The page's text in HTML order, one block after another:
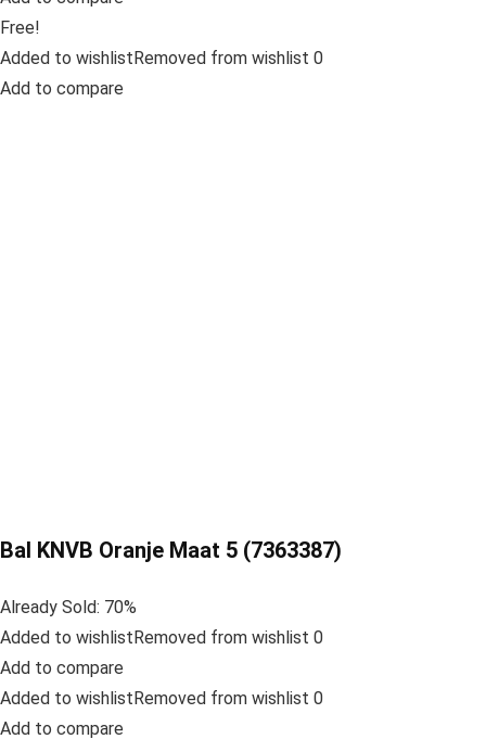
Free!
Added to wishlistRemoved from wishlist 0
Add to compare
Bal KNVB Oranje Maat 5 (7363387)
Already Sold: 70%
Added to wishlistRemoved from wishlist 0
Add to compare
Added to wishlistRemoved from wishlist 0
Add to compare